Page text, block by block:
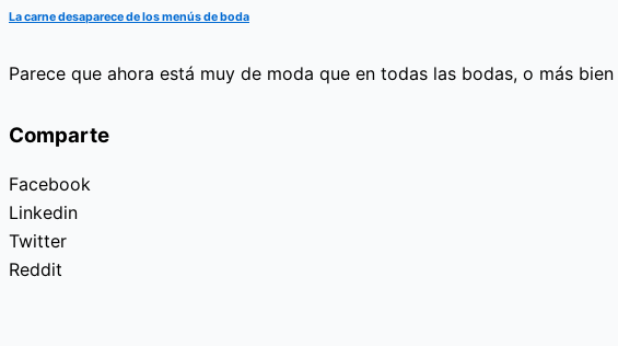
La carne desaparece de los menús de boda
Parece que ahora está muy de moda que en todas las bodas, o más
Comparte
Facebook
Linkedin
Twitter
Reddit